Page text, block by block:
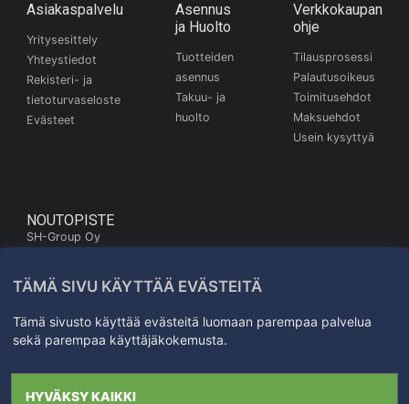
Asiakaspalvelu
Yritysesittely
Yhteystiedot
Rekisteri- ja
tietoturvaseloste
Evästeet
Asennus
ja Huolto
Tuotteiden
asennus
Takuu- ja
huolto
Verkkokaupan
ohje
Tilausprosessi
Palautusoikeus
Toimitusehdot
Maksuehdot
Usein kysyttyä
NOUTOPISTE
SH-Group Oy
20700 Turku
Kartta
TÄMÄ SIVU KÄYTTÄÄ EVÄSTEITÄ
Tämä sivusto käyttää evästeitä luomaan parempaa palvelua
sekä parempaa käyttäjäkokemusta.
HYVÄKSY KAIKKI